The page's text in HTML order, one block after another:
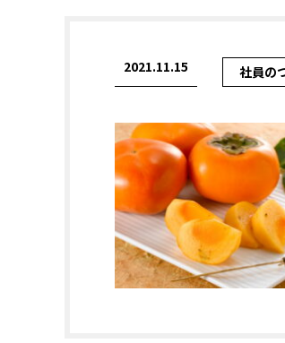
2021.11.15 社員の